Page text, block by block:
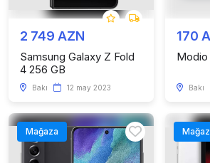
2 749 AZN
Samsung Galaxy Z Fold
4 256 GB
Bakı 12 may 2023
170
Modio
Bakı
Mağaza